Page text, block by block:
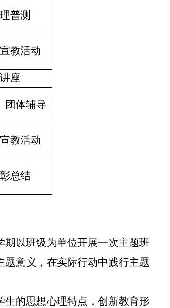
普测
教活动
讲座
团体辅导
教活动
总结
期以班级为单位开展一次主题班
题意义，在实际行动中践行主题
生的思想心理特点，创新教育形